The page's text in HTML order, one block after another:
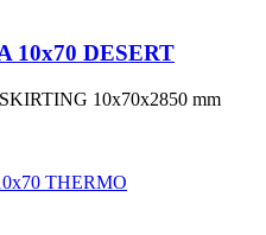
10x70 DESERT
10x70x2850 mm